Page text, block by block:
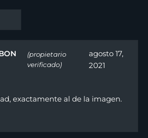
(propietario
verificado)
agosto 17,
2021
exactamente al de la imagen.